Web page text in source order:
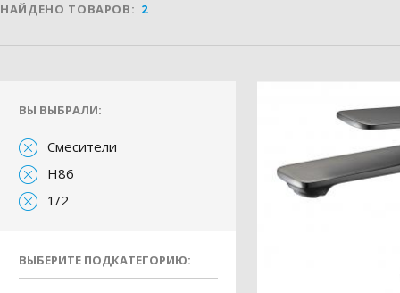
НАЙДЕНО ТОВАРОВ: 2
ВЫ ВЫБРАЛИ:
Смесители
H86
1/2
ВЫБЕРИТЕ ПОДКАТЕГОРИЮ: